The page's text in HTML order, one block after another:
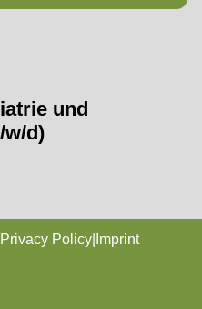
und
w/d)
Privacy Policy| Imprint